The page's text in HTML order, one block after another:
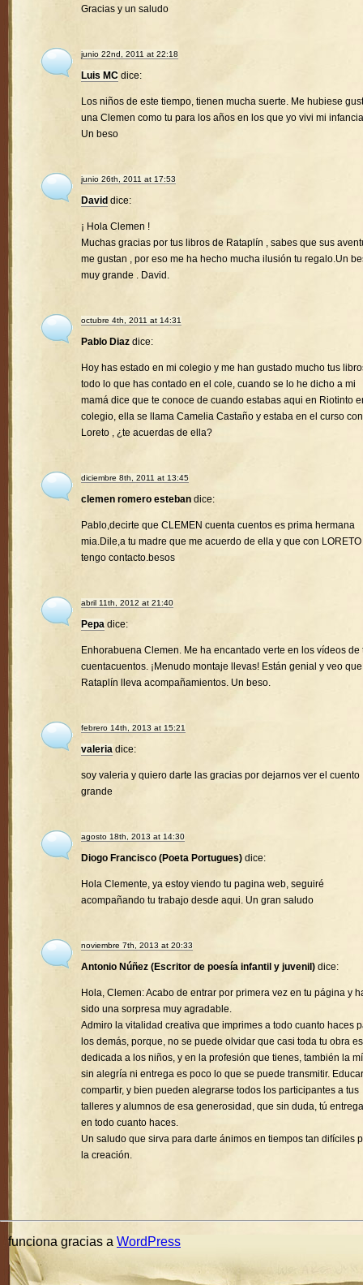
Gracias y un saludo
junio 22nd, 2011 at 22:18
Luis MC dice:
Los niños de este tiempo, tienen mucha suerte. Me hubiese
una Clemen como tu para los años en los que yo vivi mi
Un beso
junio 26th, 2011 at 17:53
David dice:
¡ Hola Clemen !
Muchas gracias por tus libros de Rataplín , sabes que sus
me gustan , por eso me ha hecho mucha ilusión tu regalo.Un
muy grande . David.
octubre 4th, 2011 at 14:31
Pablo Diaz dice:
Hoy has estado en mi colegio y me han gustado mucho tus
todo lo que has contado en el cole, cuando se lo he dicho a mi
mamá dice que te conoce de cuando estabas aqui en Riotinto
colegio, ella se llama Camelia Castaño y estaba en el curso con
Loreto , ¿te acuerdas de ella?
diciembre 8th, 2011 at 13:45
clemen romero esteban dice:
Pablo,decirte que CLEMEN cuenta cuentos es prima hermana
mia.Dile,a tu madre que me acuerdo de ella y que con LORETO
tengo contacto.besos
abril 11th, 2012 at 21:40
Pepa dice:
Enhorabuena Clemen. Me ha encantado verte en los vídeos de
cuentacuentos. ¡Menudo montaje llevas! Están genial y veo que
Rataplín lleva acompañamientos. Un beso.
febrero 14th, 2013 at 15:21
valeria dice:
soy valeria y quiero darte las gracias por dejarnos ver el cuento
grande
agosto 18th, 2013 at 14:30
Diogo Francisco (Poeta Portugues) dice:
Hola Clemente, ya estoy viendo tu pagina web, seguiré
acompañando tu trabajo desde aqui. Un gran saludo
noviembre 7th, 2013 at 20:33
Antonio Núñez (Escritor de poesía infantil y juvenil) dice:
Hola, Clemen: Acabo de entrar por primera vez en tu página y
sido una sorpresa muy agradable.
Admiro la vitalidad creativa que imprimes a todo cuanto haces
los demás, porque, no se puede olvidar que casi toda tu obra
dedicada a los niños, y en la profesión que tienes, también la
sin alegría ni entrega es poco lo que se puede transmitir.
compartir, y bien pueden alegrarse todos los participantes a tus
talleres y alumnos de esa generosidad, que sin duda, tú
en todo cuanto haces.
Un saludo que sirva para darte ánimos en tiempos tan difíciles
la creación.
funciona gracias a WordPress